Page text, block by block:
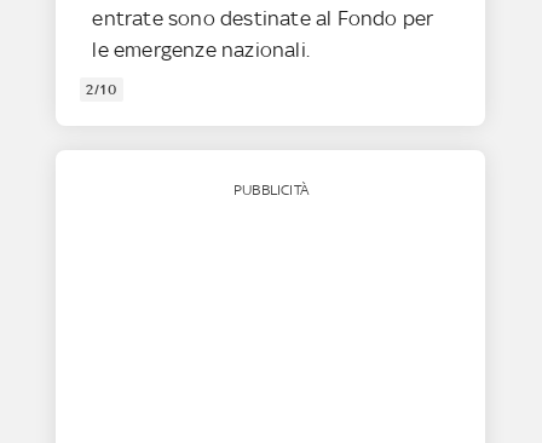
entrate sono destinate al Fondo per
le emergenze nazionali.
2/10
PUBBLICITÀ